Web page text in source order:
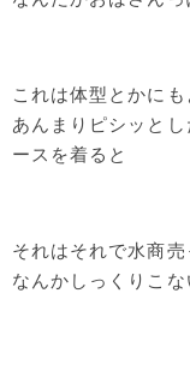
これは体型とかに
あんまりピシッと
ースを着ると
それはそれで水商
なんかしっくりこな